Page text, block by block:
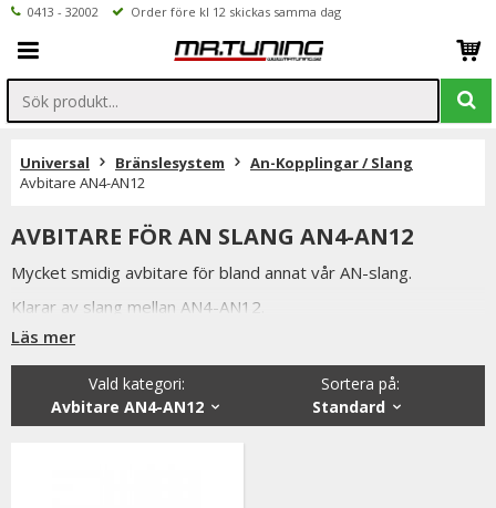
0413 - 32002 Order före kl 12 skickas samma dag
Universal Bränslesystem
An-Kopplingar / Slang
Avbitare AN4-AN12
AVBITARE FÖR AN SLANG AN4-AN12
Mycket smidig avbitare för bland annat vår AN-slang.
Klarar av slang mellan AN4-AN12.
Är det något ni undrar över är ni alltid välkomna att kontakta
oss per mail eller telefon.
Läs mer
Sortera på:
Standard
Vald kategori:
Avbitare AN4-AN12